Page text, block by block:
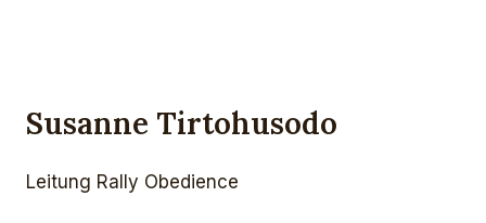
Susanne Tirtohusodo
Leitung Rally Obedience